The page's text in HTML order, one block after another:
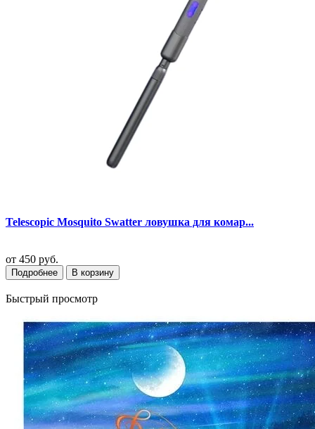
Telescopic Mosquito Swatter ловушка для комар...
от 450 руб.
Подробнее В корзину
Быстрый просмотр